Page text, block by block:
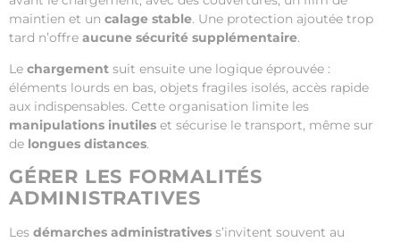
maintien et un calage stable. Une protection ajoutée trop
tard n’offre aucune sécurité supplémentaire.
Le chargement suit ensuite une logique éprouvée :
éléments lourds en bas, objets fragiles isolés, accès rapide
aux indispensables. Cette organisation limite les
manipulations inutiles et sécurise le transport, même sur
de longues distances.
GÉRER LES FORMALITÉS
ADMINISTRATIVES
Les démarches administratives s’invitent souvent au